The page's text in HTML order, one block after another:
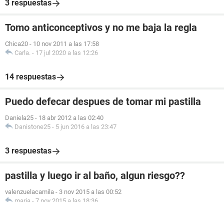
3 respuestas
Tomo anticonceptivos y no me baja la regla
Chica20 - 10 nov 2011 a las 17:58
Carla. - 17 jul 2020 a las 12:26
14 respuestas
Puedo defecar despues de tomar mi pastilla
Daniela25 - 18 abr 2012 a las 02:40
Danistone25 - 5 jun 2016 a las 23:47
3 respuestas
pastilla y luego ir al baño, algun riesgo??
valenzuelacamila - 3 nov 2015 a las 00:52